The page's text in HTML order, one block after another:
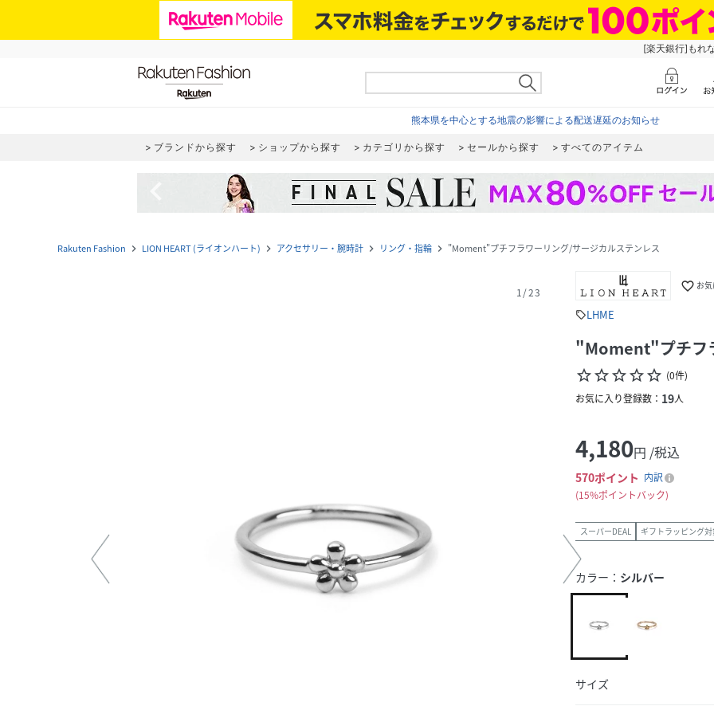
[楽天銀行]もれ
熊本県を中心とする地震の影響による配送遅延のお知らせ
ブランドから探す ショップから探す カテゴリから探す セールから探す すべてのアイテム
Rakuten Fashion navigate_next LION HEART (ライオンハート) navigate_next アクセサリー・腕時計 navigate_next リング・指輪 navigate_next "Moment"プチフラワーリング/サージカルステンレス
1/23 favorite_border お
sellLHME
"Moment"プチフ
star_borderstar_borderstar_borderstar_borderstar_border (0件)
お気に入り登録数： 19人
4,180円 /税込
570ポイント 内訳
15%ポイントバック
スーパーDEAL ギフトラッピング
カラー： シルバー
サイズ